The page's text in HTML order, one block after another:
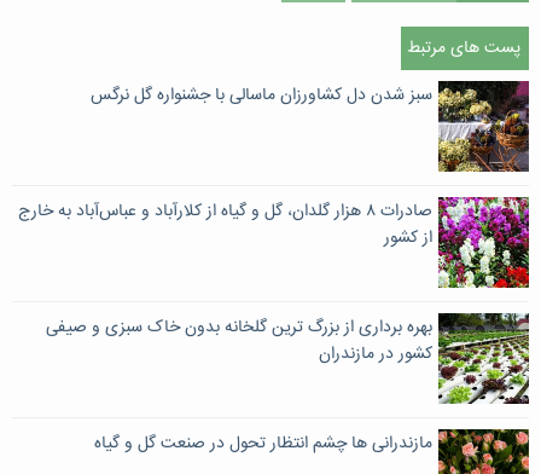
پست های مرتبط
سبز شدن دل کشاورزان ماسالی با جشنواره گل نرگس
صادرات ۸ هزار گلدان، گل و گیاه از کلارآباد و عباس‌آباد به خارج
از کشور
بهره برداری از بزرگ ترین گلخانه بدون خاک سبزی و صیفی
کشور در مازندران
مازندرانی ها چشم انتظار تحول در صنعت گل و گیاه